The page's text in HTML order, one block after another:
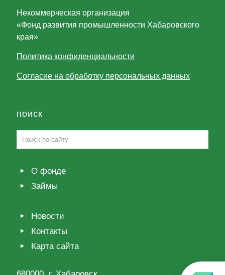
Некоммерческая организация
«Фонд развития промышленности Хабаровского
края»
Политика конфиденциальности
Согласие на обработку персональных данных
поиск
О фонде
Займы
Новости
Контакты
Карта сайта